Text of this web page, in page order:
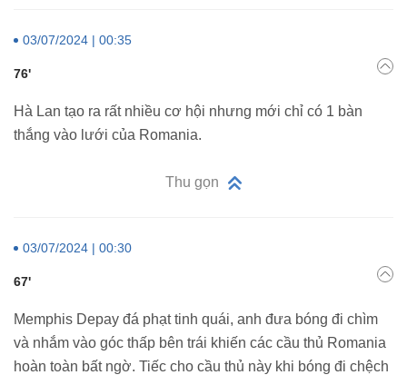
03/07/2024 | 00:35
76'
Hà Lan tạo ra rất nhiều cơ hội nhưng mới chỉ có 1 bàn
thắng vào lưới của Romania.
Thu gọn
03/07/2024 | 00:30
67'
Memphis Depay đá phạt tinh quái, anh đưa bóng đi chìm
và nhắm vào góc thấp bên trái khiến các cầu thủ Romania
hoàn toàn bất ngờ. Tiếc cho cầu thủ này khi bóng đi chệch